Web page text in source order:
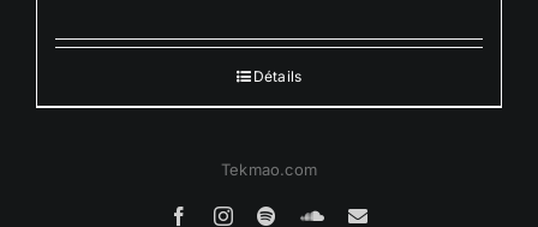
Détails
Tekmao.com
FacebookInstagram
SpotifySoundCloud
Email